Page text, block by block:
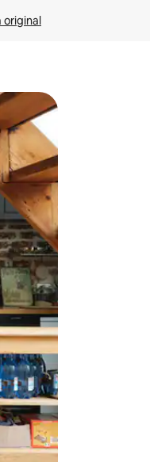
original
desliza el dedo.